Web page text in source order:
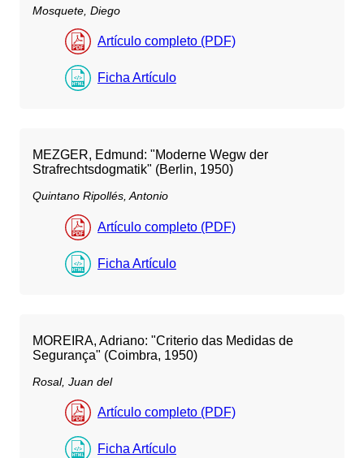
Mosquete, Diego
Artículo completo (PDF)
Ficha Artículo
MEZGER, Edmund: "Moderne Wegw der
Strafrechtsdogmatik" (Berlin, 1950)
Quintano Ripollés, Antonio
Artículo completo (PDF)
Ficha Artículo
MOREIRA, Adriano: "Criterio das Medidas de
Segurança" (Coimbra, 1950)
Rosal, Juan del
Artículo completo (PDF)
Ficha Artículo